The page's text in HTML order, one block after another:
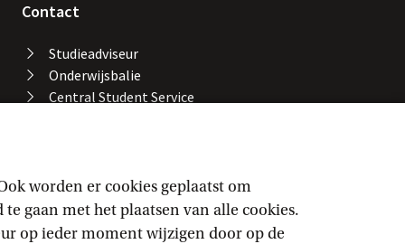
worden er cookies geplaatst om
gaan met het plaatsen van alle cookies.
op ieder moment wijzigen door op de
Contact
Studieadviseur
Onderwijsbalie
Central Student Service
Facility Services
Locaties en gebouwen
UvA-alarmnummer